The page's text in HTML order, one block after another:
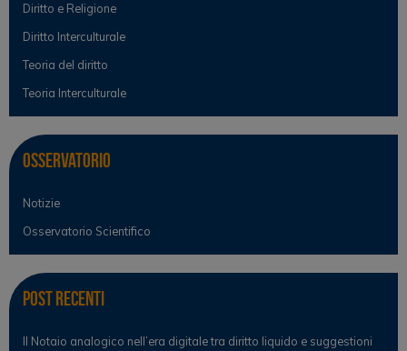
Diritto e Religione
Diritto Interculturale
Teoria del diritto
Teoria Interculturale
Osservatorio
Notizie
Osservatorio Scientifico
Post Recenti
Il Notaio analogico nell’era digitale tra diritto liquido e suggestioni